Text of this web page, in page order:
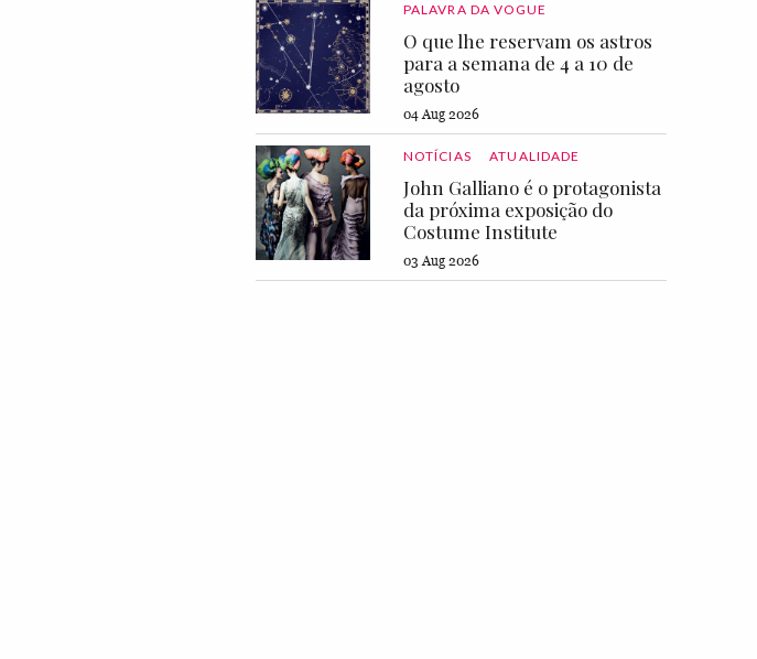
PALAVRA DA VOGUE
O que lhe reservam os astros
para a semana de 4 a 10 de
agosto
04 Aug 2026
NOTÍCIAS ATUALIDADE
John Galliano é o protagonista
da próxima exposição do
Costume Institute
03 Aug 2026